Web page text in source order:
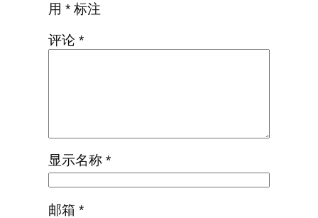
用 *标注
评论 *
显示名称 *
邮箱 *